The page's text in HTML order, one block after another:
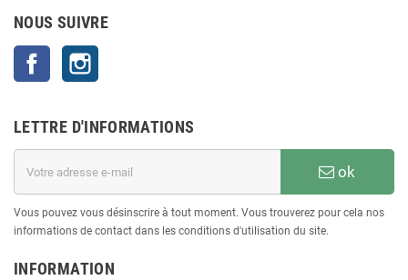
NOUS SUIVRE
Facebook
LETTRE D'INFORMATIONS
ok
Vous pouvez vous désinscrire à tout moment. Vous trouverez pour cela nos
informations de contact dans les conditions d'utilisation du site.
INFORMATION